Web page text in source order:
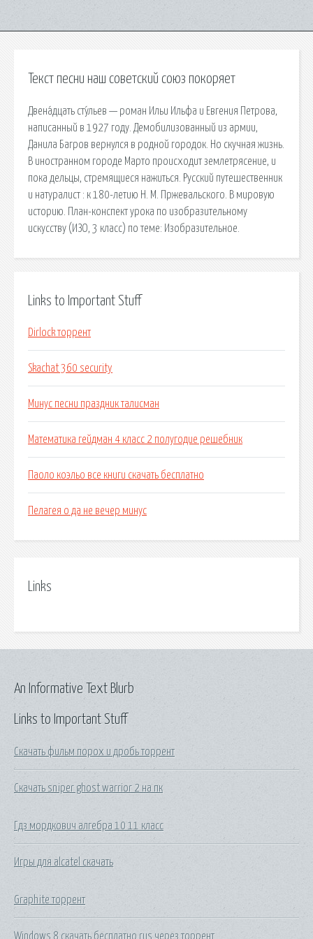
Текст песни наш советский союз покоряет
Двена́дцать сту́льев — роман Ильи Ильфа и Евгения Петрова,
написанный в 1927 году. Демобилизованный из армии,
Данила Багров вернулся в родной городок. Но скучная жизнь.
В иностранном городе Марто происходит землетрясение, и
пока дельцы, стремящиеся нажиться. Русский путешественник
и натуралист : к 180-летию Н. М. Пржевальского. В мировую
историю. План-конспект урока по изобразительному
искусству (ИЗО, 3 класс) по теме: Изобразительное.
Links to Important Stuff
Dirlock торрент
Skachat 360 security
Минус песни праздник талисман
Математика гейдман 4 класс 2 полугодие решебник
Паоло коэльо все книги скачать бесплатно
Пелагея о да не вечер минус
Links
Links to Important Stuff
Скачать фильм порох и дробь торрент
Скачать sniper ghost warrior 2 на пк
Гдз мордкович алгебра 10 11 класс
Игры для alcatel скачать
Graphite торрент
Windows 8 скачать бесплатно rus через торрент
An Informative Text Blurb